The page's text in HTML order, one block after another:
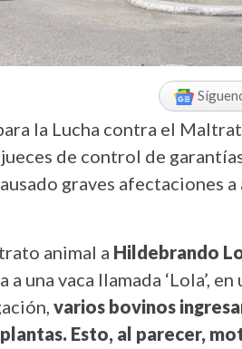
la Lucha contra el
de control de
graves afectaciones a
animal a Hildebrando
una vaca llamada ‘Lola’, en
varios bovinos
Esto, al parecer,